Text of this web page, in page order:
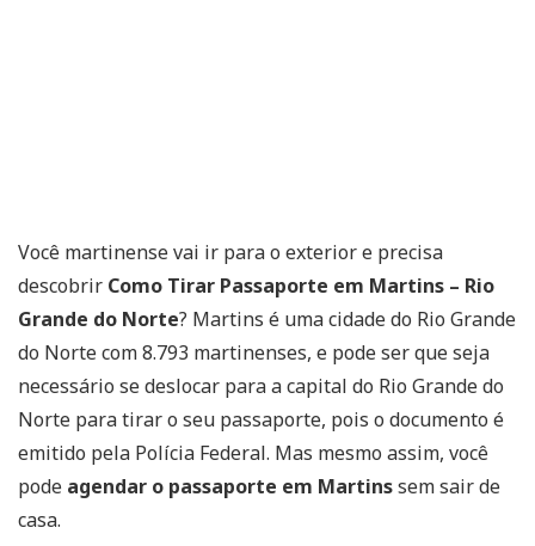
Você martinense vai ir para o exterior e precisa
descobrir Como Tirar Passaporte em Martins – Rio
Grande do Norte? Martins é uma cidade do Rio Grande
do Norte com 8.793 martinenses, e pode ser que seja
necessário se deslocar para a capital do Rio Grande do
Norte para tirar o seu passaporte, pois o documento é
emitido pela Polícia Federal. Mas mesmo assim, você
pode agendar o passaporte em Martinssem sair de
casa.